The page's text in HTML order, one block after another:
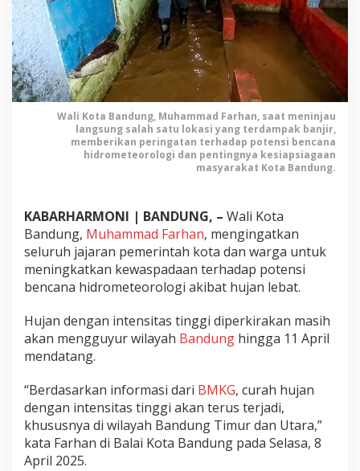
n
g
t
k
n
W
a
r
n
t
u
W
a
p
a
T
e
r
h
Wali Kota Bandung, Muhammad Farhan, saat meninjau
langsung salah satu lokasi yang terdampak banjir,
memberikan peringatan terhadap potensi bencana
hidrometeorologi dan pentingnya kesiapsiagaan
masyarakat Kota Bandung.
KABARHARMONI | BANDUNG, – Wali Kota
Bandung, Muhammad Farhan, mengingatkan
seluruh jajaran pemerintah kota dan warga untuk
meningkatkan kewaspadaan terhadap potensi
bencana hidrometeorologi akibat hujan lebat.
Hujan dengan intensitas tinggi diperkirakan masih
akan mengguyur wilayah Bandung hingga 11 April
mendatang.
“Berdasarkan informasi dari BMKG, curah hujan
dengan intensitas tinggi akan terus terjadi,
khususnya di wilayah Bandung Timur dan Utara,”
kata Farhan di Balai Kota Bandung pada Selasa, 8
April 2025.